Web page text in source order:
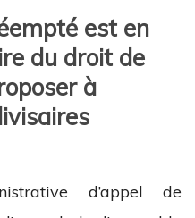
est en
du droit de
à
d’appel de